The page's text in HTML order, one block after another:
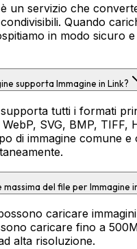
un servizio che
Quando
in modo sicuro
supporta Immagine in Link?
tutti i formati
SVG, BMP, TIFF,
di immagine comune
massima del file per Immagine
caricare
caricare fino a
alta risoluzione.